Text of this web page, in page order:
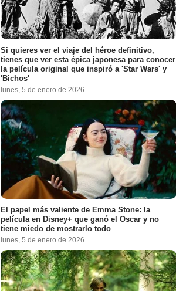
Si quieres ver el viaje del héroe definitivo,
tienes que ver esta épica japonesa para conocer
la película original que inspiró a 'Star Wars' y
'Bichos'
lunes, 5 de enero de 2026
El papel más valiente de Emma Stone: la
película en Disney+ que ganó el Oscar y no
tiene miedo de mostrarlo todo
lunes, 5 de enero de 2026